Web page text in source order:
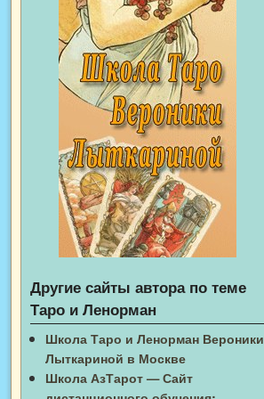
Другие сайты автора по теме
Таро и Ленорман
Школа Таро и Ленорман Вероники
Лыткариной в Москве
Школа АзТарот — Сайт